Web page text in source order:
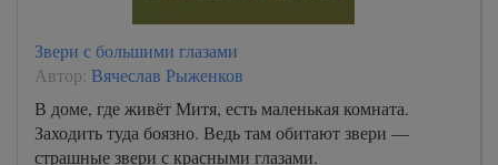
Звери с большими глазами
Автор: Вячеслав Рыженков
В доме, где живёт Митя, есть маленькая комната.
Заходить туда боязно. Ведь там обитают звери —
страшные звери с красными глазами.